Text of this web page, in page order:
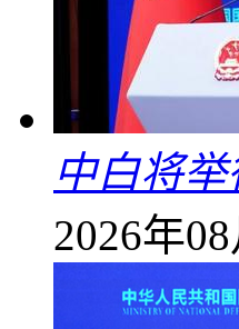
中白将
2026年